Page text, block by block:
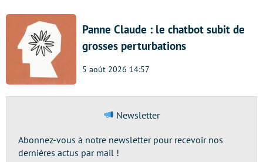
Panne Claude : le chatbot subit de
grosses perturbations
5 août 2026 14:57
Newsletter
Abonnez-vous à notre newsletter pour recevoir nos
dernières actus par mail !